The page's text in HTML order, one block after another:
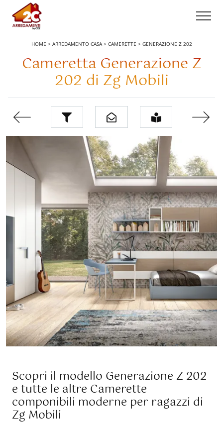
HOME > ARREDAMENTO CASA> CAMERETTE > GENERAZIONE Z 202
Cameretta Generazione Z
202 di Zg Mobili
Scopri il modello Generazione Z 202
e tutte le altre Camerette
componibili moderne per ragazzi di
Zg Mobili